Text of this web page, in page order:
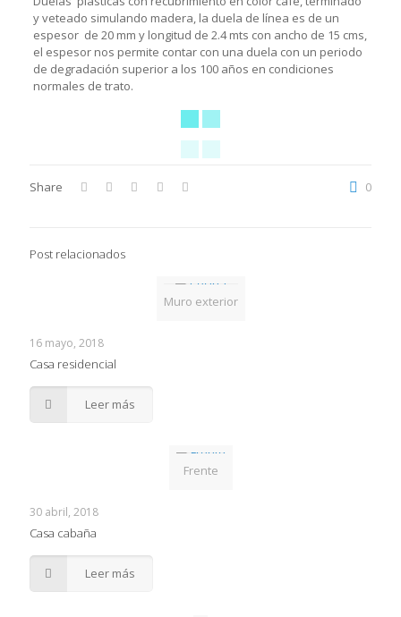
y veteado simulando madera, la duela de línea es de un
espesor de 20 mm y longitud de 2.4 mts con ancho de 15 cms,
el espesor nos permite contar con una duela con un periodo
de degradación superior a los 100 años en condiciones
normales de trato.
Share 0
Post relacionados
Muro exterior
16 mayo, 2018
Casa residencial
Leer más
Frente
30 abril, 2018
Casa cabaña
Leer más